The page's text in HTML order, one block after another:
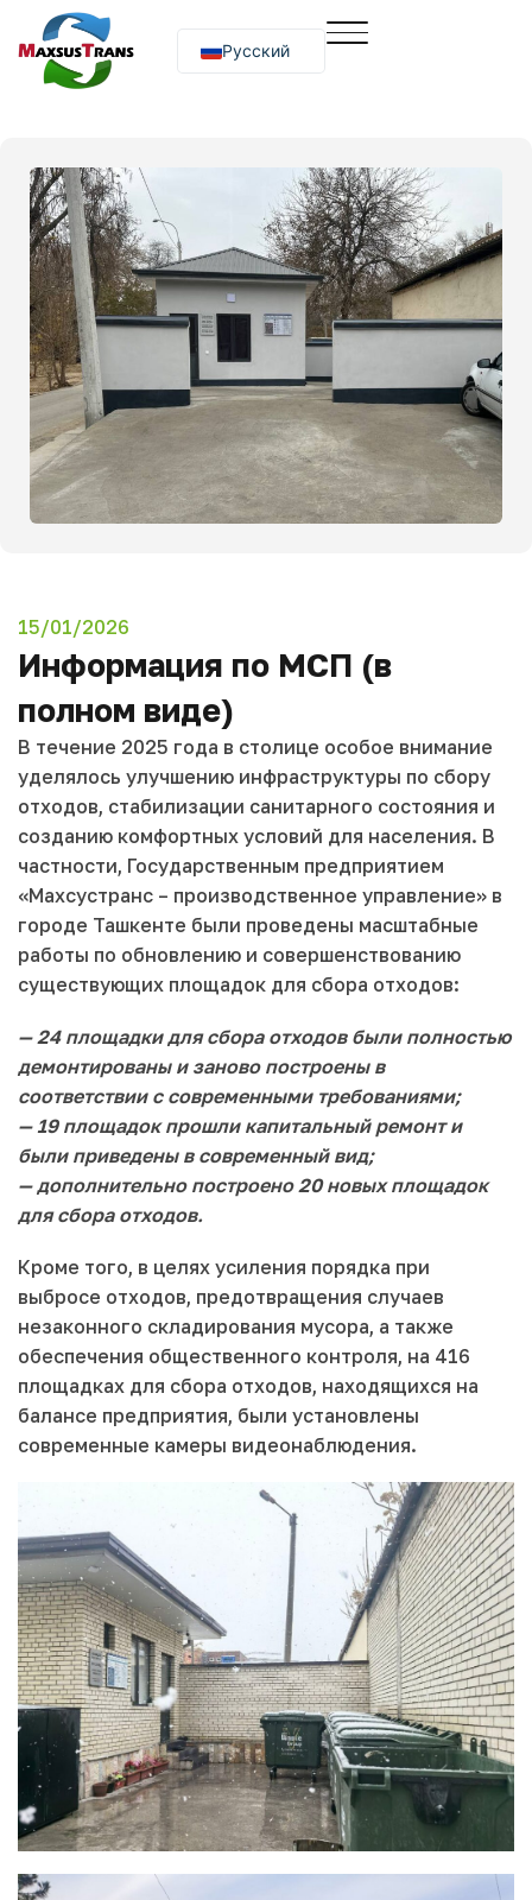
Русский
O‘zbekcha
15/01/2026
Информация по МСП (в
полном виде)
В течение 2025 года в столице особое внимание
уделялось улучшению инфраструктуры по сбору
отходов, стабилизации санитарного состояния и
созданию комфортных условий для населения. В
частности, Государственным предприятием
«Махсустранс – производственное управление» в
городе Ташкенте были проведены масштабные
работы по обновлению и совершенствованию
существующих площадок для сбора отходов:
— 24 площадки для сбора отходов были полностью
демонтированы и заново построены в
соответствии с современными требованиями;
— 19 площадок прошли капитальный ремонт и
были приведены в современный вид;
— дополнительно построено 20 новых площадок
для сбора отходов.
Кроме того, в целях усиления порядка при
выбросе отходов, предотвращения случаев
незаконного складирования мусора, а также
обеспечения общественного контроля, на 416
площадках для сбора отходов, находящихся на
балансе предприятия, были установлены
современные камеры видеонаблюдения.